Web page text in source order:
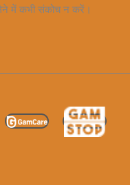
में कभी संकोच न करें।